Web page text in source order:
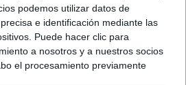
podemos utilizar datos de
e identificación mediante las
Puede hacer clic para
a nosotros y a nuestros socios
el procesamiento previamente